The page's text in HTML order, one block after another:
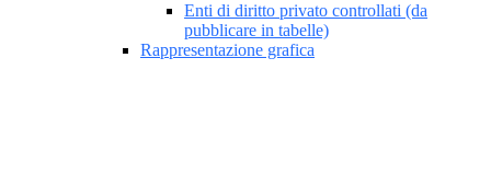
Enti di diritto privato controllati (da
pubblicare in tabelle)
Rappresentazione grafica